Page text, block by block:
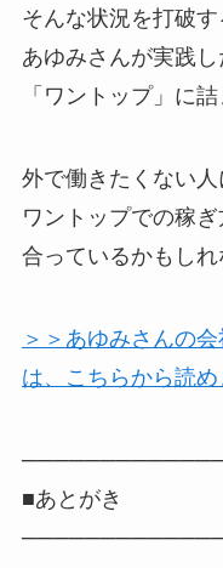
そんな状況を打破
あゆみさんが実践
「ワントップ」に
外で働きたくない人
ワントップでの稼
合っているかもし
＞＞あゆみさんの
は、こちらから読め
■あとがき